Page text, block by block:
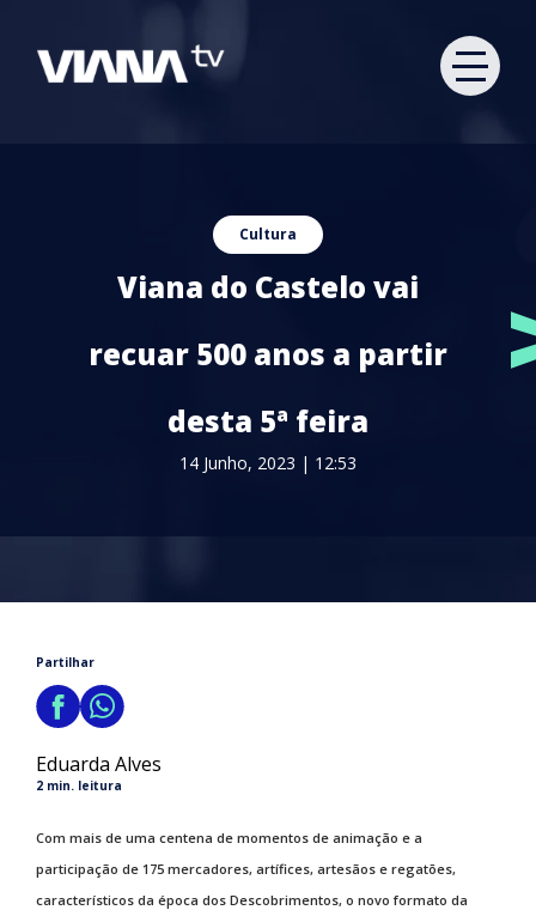
Cultura
Viana do Castelo vai
recuar 500 anos a partir
desta 5ª feira
14 Junho, 2023 | 12:53
Partilhar
Eduarda Alves
2 min. leitura
Com mais de uma centena de momentos de animação e a
participação de 175 mercadores, artífices, artesãos e regatões,
característicos da época dos Descobrimentos, o novo formato da